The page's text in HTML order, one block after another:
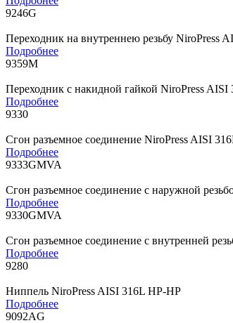
9246G
Переходник на внутреннею резьбу NiroPress
Подробнее
9359M
Переходник с накидной гайкой NiroPress
Подробнее
9330
Сгон разъемное соединение NiroPress AISI
Подробнее
9333GMVA
Сгон разъемное соединение с наружной
Подробнее
9330GMVA
Сгон разъемное соединение с внутренней
Подробнее
9280
Ниппель NiroPress AISI 316L НР-НР
Подробнее
9092AG